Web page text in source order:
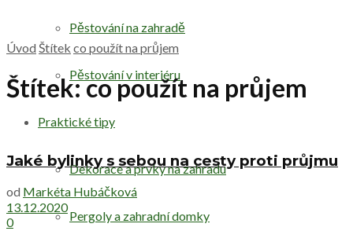
Pěstování na zahradě
Pěstování v interiéru
Praktické tipy
Dekorace a prvky na zahradu
Pergoly a zahradní domky
Úvod Štítek co použít na průjem
Štítek:co použít na průjem
Jaké bylinky s sebou na cesty proti průjmu
od Markéta Hubáčková
13.12.2020
0